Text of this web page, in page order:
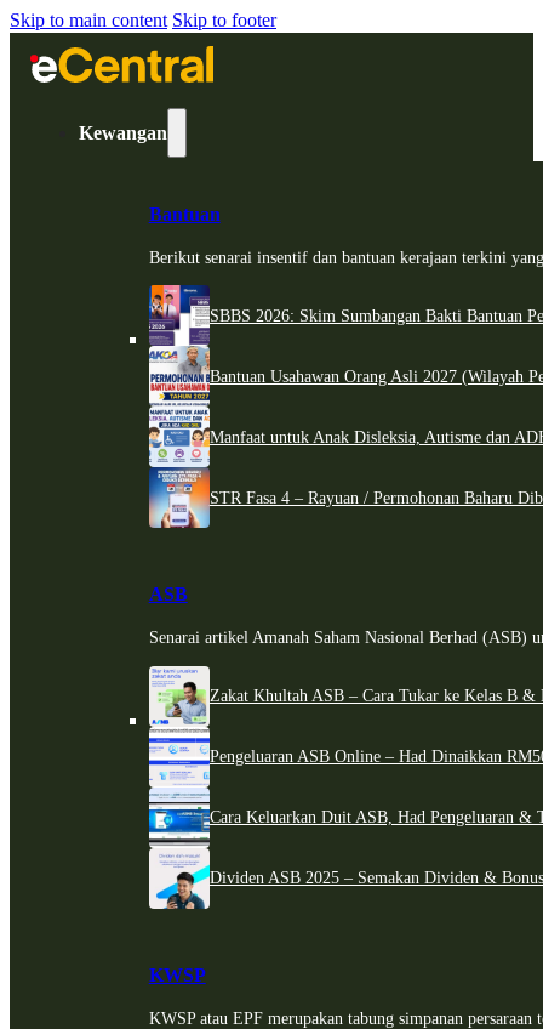
Skip to main content Skip to footer
Kewangan
Bantuan
Berikut senarai insentif dan bantuan kerajaan terkini
SBBS 2026: Skim Sumbangan Bakti Bantuan
Bantuan Usahawan Orang Asli 2027 (Wilayah
Manfaat untuk Anak Disleksia, Autisme dan
STR Fasa 4 – Rayuan / Permohonan Baharu
ASB
Senarai artikel Amanah Saham Nasional Berhad (ASB)
Zakat Khultah ASB – Cara Tukar ke Kelas B &
Pengeluaran ASB Online – Had Dinaikkan
Cara Keluarkan Duit ASB, Had Pengeluaran &
Dividen ASB 2025 – Semakan Dividen &
KWSP
KWSP atau EPF merupakan tabung simpanan persaraan